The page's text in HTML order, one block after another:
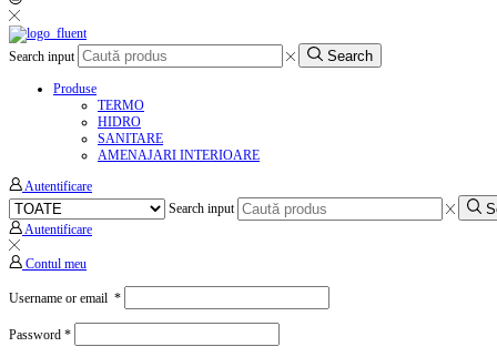
Search input Search
Produse
TERMO
HIDRO
SANITARE
AMENAJARI INTERIOARE
Autentificare
Search input
Autentificare
Contul meu
Username or email *
Password *